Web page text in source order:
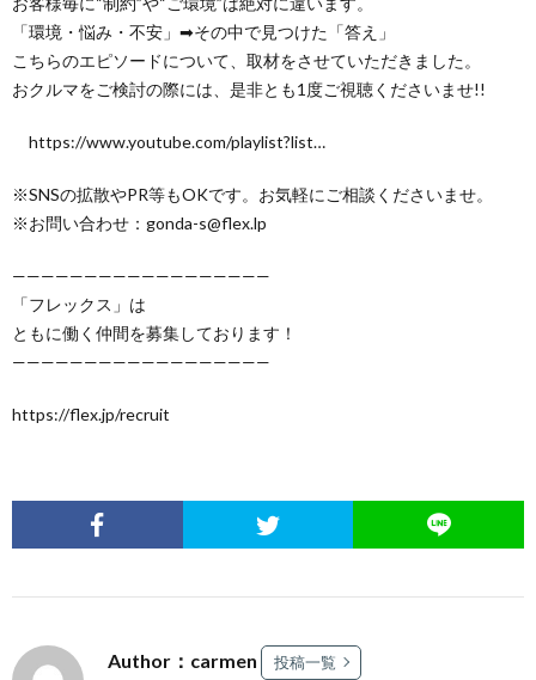
「環境・悩み・不安」➡︎その中で見つけた「答え」
こちらのエピソードについて、取材をさせていただきました。
おクルマをご検討の際には、是非とも1度ご視聴くださいませ!!
https://www.youtube.com/playlist?list…​
※SNSの拡散やPR等もOKです。お気軽にご相談くださいませ。
※お問い合わせ：gonda-s@flex.lp
——————————————————
「フレックス」は
ともに働く仲間を募集しております！
——————————————————
https://flex.jp/recruit
Author：carmen 投稿一覧